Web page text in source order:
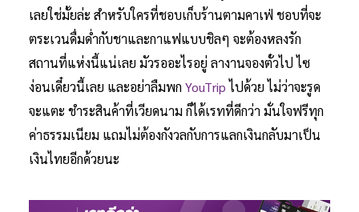
เลยใช่มั้ยล่ะ สำหรับใครที่ชอบเก็บร้านตามคาเฟ่ ชอบที่จะ
ตระเวนดื่มด่ำกับชาและกาแฟแบบชิลๆ จะต้องหลงรัก
สถานที่แห่งนี้แน่เลย มัวรออะไรอยู่ ลางานจองตั๋วไป ไซ
ง่อนเดี๋ยวนี้เลย และอย่าลืมพก YouTripไปด้วย ไม่ว่าจะรูด
จะแตะ ชำระสินค้าที่เวียดนาม ก็ได้เรทที่ดีกว่า มั่นใจฟรีทุก
ค่าธรรมเนียม แถมไม่ต้องกังวลกับการแลกเงินกลับมาเป็น
เงินไทยอีกด้วยนะ